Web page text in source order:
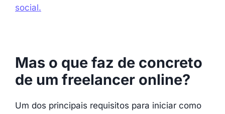
social.
Mas o que faz de concreto
de um freelancer online?
Um dos principais requisitos para iniciar como